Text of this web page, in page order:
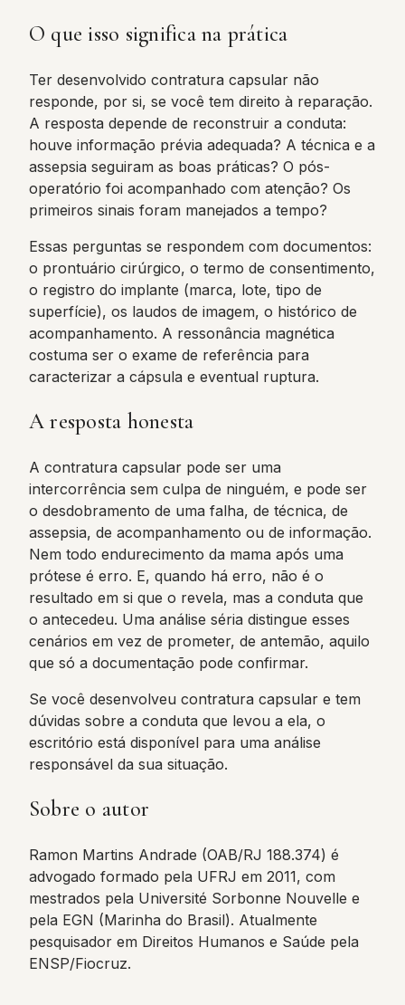
O que isso significa na prática
Ter desenvolvido contratura capsular não
responde, por si, se você tem direito à reparação.
A resposta depende de reconstruir a conduta:
houve informação prévia adequada? A técnica e a
assepsia seguiram as boas práticas? O pós-
operatório foi acompanhado com atenção? Os
primeiros sinais foram manejados a tempo?
Essas perguntas se respondem com documentos:
o prontuário cirúrgico, o termo de consentimento,
o registro do implante (marca, lote, tipo de
superfície), os laudos de imagem, o histórico de
acompanhamento. A ressonância magnética
costuma ser o exame de referência para
caracterizar a cápsula e eventual ruptura.
A resposta honesta
A contratura capsular pode ser uma
intercorrência sem culpa de ninguém, e pode ser
o desdobramento de uma falha, de técnica, de
assepsia, de acompanhamento ou de informação.
Nem todo endurecimento da mama após uma
prótese é erro. E, quando há erro, não é o
resultado em si que o revela, mas a conduta que
o antecedeu. Uma análise séria distingue esses
cenários em vez de prometer, de antemão, aquilo
que só a documentação pode confirmar.
Se você desenvolveu contratura capsular e tem
dúvidas sobre a conduta que levou a ela, o
escritório está disponível para uma análise
responsável da sua situação.
Sobre o autor
Ramon Martins Andrade (OAB/RJ 188.374) é
advogado formado pela UFRJ em 2011, com
mestrados pela Université Sorbonne Nouvelle e
pela EGN (Marinha do Brasil). Atualmente
pesquisador em Direitos Humanos e Saúde pela
ENSP/Fiocruz.